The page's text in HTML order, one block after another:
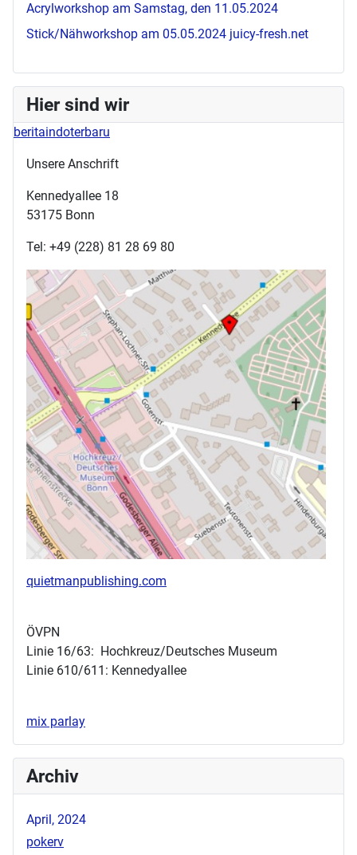
Acrylworkshop am Samstag, den 11.05.2024
Stick/Nähworkshop am 05.05.2024 juicy-fresh.net
Hier sind wir
beritaindoterbaru
Unsere Anschrift
Kennedyallee 18
53175 Bonn
Tel: +49 (228) 81 28 69 80
quietmanpublishing.com
ÖVPN
Linie 16/63: Hochkreuz/Deutsches Museum
Linie 610/611: Kennedyallee
mix parlay
Archiv
April, 2024
pokerv